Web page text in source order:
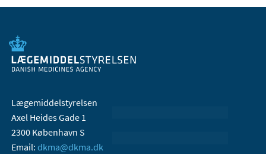
Lægemiddelstyrelsen
Axel Heides Gade 1
2300 København S
Email: dkma@dkma.dk